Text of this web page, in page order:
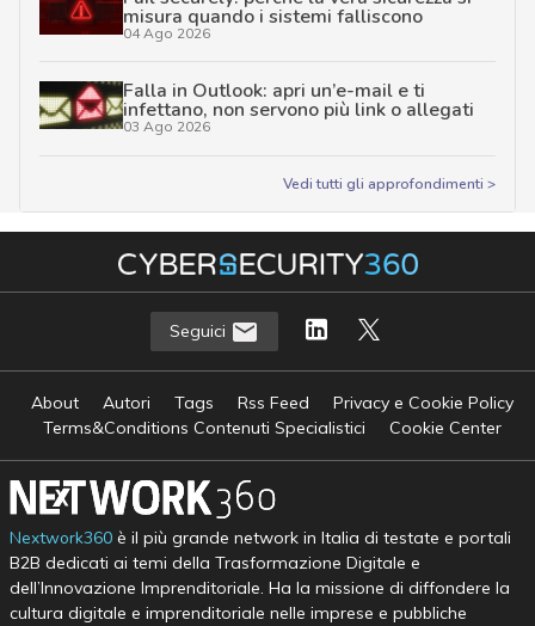
misura quando i sistemi falliscono
04 Ago 2026
Falla in Outlook: apri un’e-mail e ti
infettano, non servono più link o allegati
03 Ago 2026
Vedi tutti gli approfondimenti >
Seguici
About Autori Tags Rss Feed
Privacy e Cookie Policy
Terms&Conditions Contenuti Specialistici
Cookie Center
Nextwork360è il più grande network in Italia di testate e portali
B2B dedicati ai temi della Trasformazione Digitale e
dell’Innovazione Imprenditoriale. Ha la missione di diffondere la
cultura digitale e imprenditoriale nelle imprese e pubbliche